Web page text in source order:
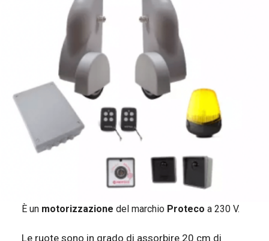
È un motorizzazione del marchio Proteco a 230 V.
Le ruote sono in grado di assorbire 20 cm di